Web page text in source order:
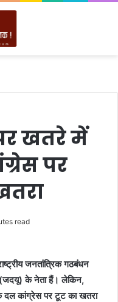
खतरे में
पर
read
जनतांत्रिक गठबंधन
के नेता हैं। लेकिन,
कांग्रेस पर टूट का खतरा